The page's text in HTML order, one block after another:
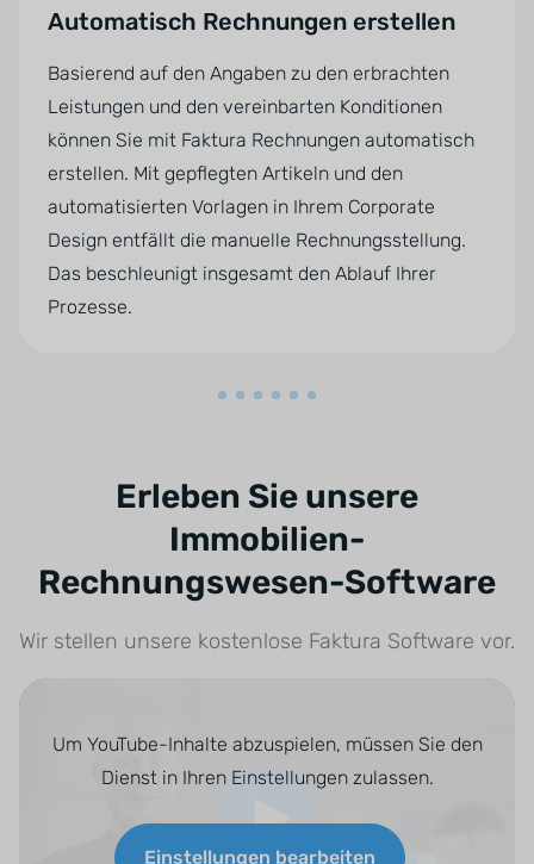
Automatisch Rechnungen erstellen
Basierend auf den Angaben zu den erbrachten
Leistungen und den vereinbarten Konditionen
können Sie mit Faktura Rechnungen automatisch
erstellen. Mit gepflegten Artikeln und den
automatisierten Vorlagen in Ihrem Corporate
Design entfällt die manuelle Rechnungsstellung.
Das beschleunigt insgesamt den Ablauf Ihrer
Prozesse.
Erleben Sie unsere
Immobilien-
Rechnungswesen-Software
Wir stellen unsere kostenlose Faktura Software vor.